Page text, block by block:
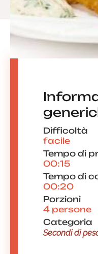
Difficoltà
facile
Tempo di
00:15
Tempo di
00:20
Porzioni
4 persone
Categoria
Secondi di